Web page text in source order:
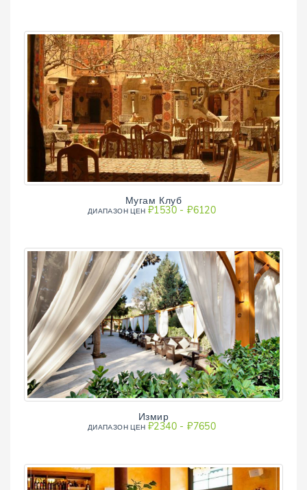
Мугам Клуб
ДИАПAЗОН ЦЕН ₽1530 - ₽6120
Измир
ДИАПAЗОН ЦЕН ₽2340 - ₽7650